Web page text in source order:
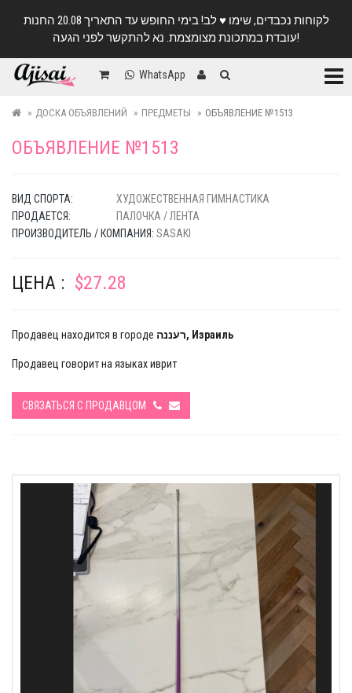
לקוחות נכבדים, שימו ♥️ לב! בימי החופש עד התאריך 20.08 החנות
עובדת במתכונת מצומצמת. נא להתקשר לפני הגעה!
WhatsApp
ДОСКА ОБЪЯВЛЕНИЙ ПРЕДМЕТЫ ОБЪЯВЛЕНИЕ №1513
ОБЪЯВЛЕНИЕ №1513
ВИД СПОРТА:
ХУДОЖЕСТВЕННАЯ ГИМНАСТИКА
ПРОДАЕТСЯ:
ПАЛОЧКА / ЛЕНТА
ПРОИЗВОДИТЕЛЬ / КОМПАНИЯ: SASAKI
ЦЕНА : $27.28
Продавец находится в городе רעננה, Израиль
Продавец говорит на языках иврит
СВЯЗАТЬСЯ С ПРОДАВЦОМ